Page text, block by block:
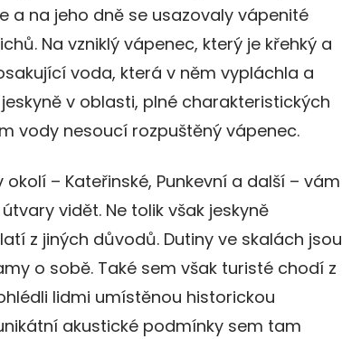
a na jeho dně se usazovaly vápenité
Na vzniklý vápenec, který je křehký a
voda, která v něm vypláchla a
v oblasti, plné charakteristických
vody nesoucí rozpuštěný vápenec.
– Kateřinské, Punkevní a další – vám
vidět. Ne tolik však jeskyně
z jiných důvodů. Dutiny ve skalách jsou
o sobě. Také sem však turisté chodí z
lidmi umístěnou historickou
akustické podmínky sem tam